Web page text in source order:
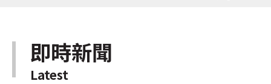
即時新聞
Latest